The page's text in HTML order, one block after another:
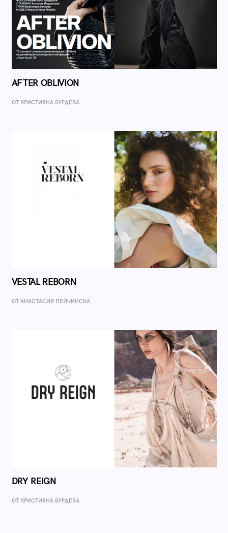
AFTER OBLIVION
ОТ КРИСТИЯНА БУРДЕВА
VESTAL REBORN
ОТ AНАСТАСИЯ ПЕЙЧИНСКА
DRY REIGN
ОТ КРИСТИЯНА БУРДЕВА